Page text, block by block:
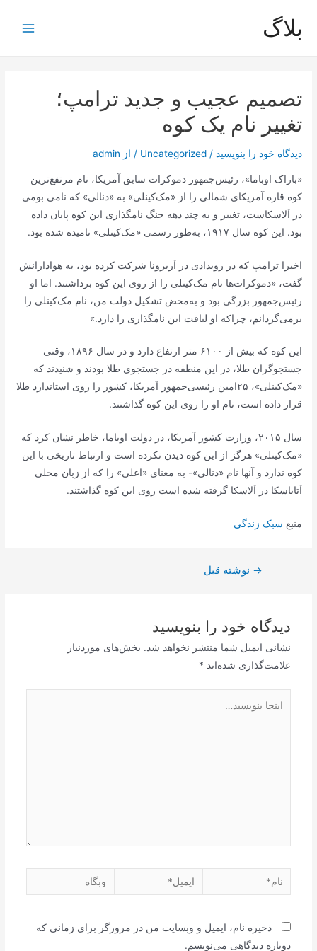
محتوا
بلاگ
تصمیم عجیب و جدید ترامپ؛
تغییر نام یک کوه
دیدگاه‌ خود را بنویسید /
Uncategorized / از admin
«باراک اوباما»، رئیس‌جمهور دموکرات سابق آمریکا، نام مرتفع‌ترین
کوه قاره آمریکای شمالی را از «مک‌کینلی» به «دنالی» که نامی بومی
در آلاسکاست، تغییر و به چند دهه جنگ نامگذاری این کوه پایان داده
بود. این کوه سال ۱۹۱۷، به‌طور رسمی «مک‌کینلی» نامیده شده بود.
اخیرا ترامپ که در رویدادی در آریزونا شرکت کرده بود، به هوادارانش
گفت، «دموکرات‌ها نام مک‌کینلی را از روی این کوه برداشتند. اما او
رئیس‌جمهور بزرگی بود و به‌محض تشکیل دولت من، نام مک‌کینلی را
برمی‌گردانم، چراکه او لیاقت این نامگذاری را دارد.»
این کوه که بیش از ۶۱۰۰ متر ارتفاع دارد و در سال ۱۸۹۶،‌ وقتی
جستجوگران طلا، در این منطقه در جستجوی طلا بودند و شنیدند که
«مک‌کینلی»، ۲۵‌امین رئیسی‌جمهور آمریکا، کشور را روی استاندارد طلا
قرار داده است، نام او را روی این کوه گذاشتند.
سال ۲۰۱۵، وزارت کشور آمریکا، در دولت اوباما، خاطر نشان کرد که
«مک‌کینلی» هرگز از این کوه دیدن نکرده است و ارتباط تاریخی با این
کوه ندارد و آنها نام «دنالی»- به معنای «اعلی» را که از زبان محلی
آتاباسکا در آلاسکا گرفته شده است روی این کوه گذاشتند.
منبع سبک زندگی
راهبری
→ نوشته قبل
دیدگاه‌ خود را بنویسید
نشانی ایمیل شما منتشر نخواهد شد. بخش‌های موردنیاز
علامت‌گذاری شده‌اند *
بنویسید…
نام* ایمیل* وبگاه
ذخیره نام، ایمیل و وبسایت من در مرورگر برای زمانی که
دوباره دیدگاهی می‌نویسم.